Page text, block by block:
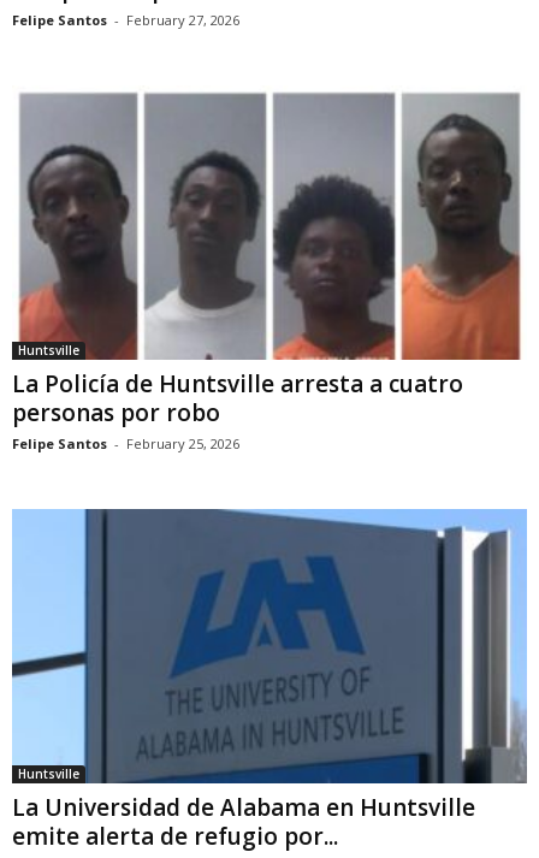
Felipe Santos - February 27, 2026
Huntsville
La Policía de Huntsville arresta a cuatro
personas por robo
Felipe Santos - February 25, 2026
Huntsville
La Universidad de Alabama en Huntsville
emite alerta de refugio por...